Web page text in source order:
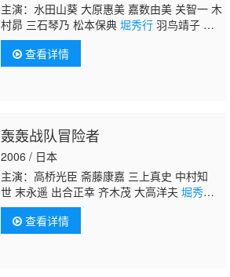
主演：水田山葵 大原惠美 嘉数由美 关智一 木
村昴 三石琴乃 松本保典 堀秀行羽鸟靖子 加
藤精三 村松康雄 高木涉 萩野志保子 宝龟克
寿 松井菜樱子 藤本千秋 龟井芳子 松本幸 折
笠爱 田原阿尔诺 千叶一伸 高山南 田中秀
查看详情
轰轰战队冒险者
2006 / 日本
主演：高桥光臣 斋藤康嘉 三上真史 中村知
世 末永遥 出合正幸 齐木茂 大高洋夫 堀秀
行田中信夫 森田顺平 银河万丈 山崎真实 黑
田崇矢 三宅健太 铃木千寻 滨田贤二 矢尾一
树 柴木丈瑠 东山麻美 土屋圭辅 田中惠理 森
查看详情